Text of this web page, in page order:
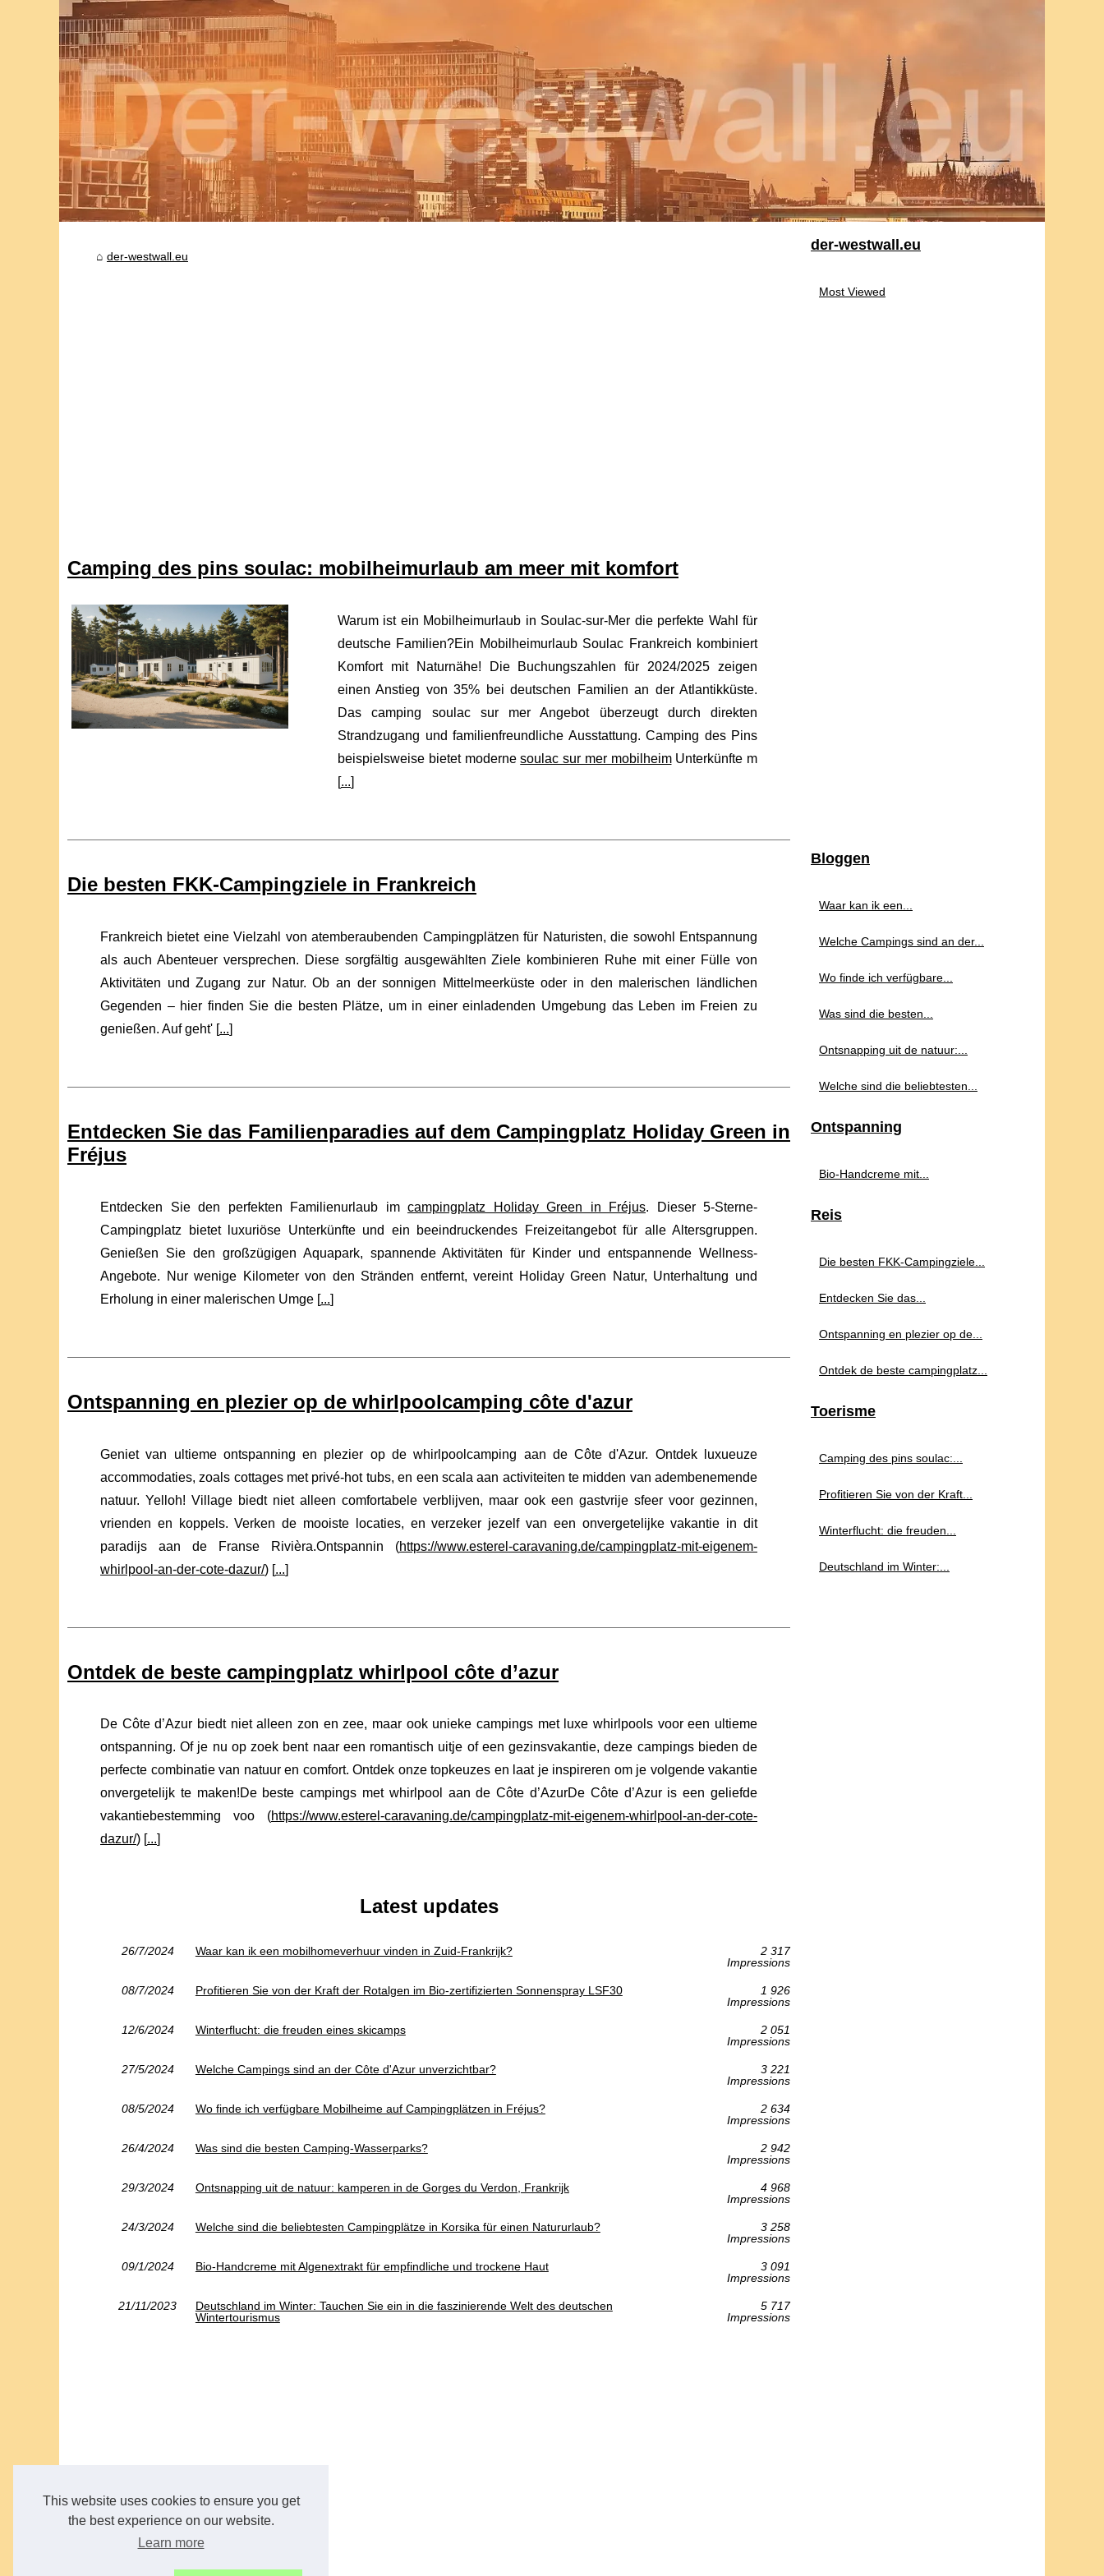
This website uses cookies to ensure you get
the best experience on our website.
Learn more
der-westwall.eu
Camping des pins soulac: mobilheimurlaub am meer mit komfort
Warum ist ein Mobilheimurlaub in Soulac-sur-Mer die perfekte Wahl für
deutsche Familien?Ein Mobilheimurlaub Soulac Frankreich kombiniert
Komfort mit Naturnähe! Die Buchungszahlen für 2024/2025 zeigen
einen Anstieg von 35% bei deutschen Familien an der Atlantikküste.
Das camping soulac sur mer Angebot überzeugt durch direkten
Strandzugang und familienfreundliche Ausstattung. Camping des Pins
beispielsweise bietet modernesoulac sur mer mobilheimUnterkünfte m
[...]
Die besten FKK-Campingziele in Frankreich
Frankreich bietet eine Vielzahl von atemberaubenden Campingplätzen für Naturisten, die sowohl Entspannung
als auch Abenteuer versprechen. Diese sorgfältig ausgewählten Ziele kombinieren Ruhe mit einer Fülle von
Aktivitäten und Zugang zur Natur. Ob an der sonnigen Mittelmeerküste oder in den malerischen ländlichen
Gegenden – hier finden Sie die besten Plätze, um in einer einladenden Umgebung das Leben im Freien zu
genießen. Auf geht' [...]
Entdecken Sie das Familienparadies auf dem Campingplatz Holiday Green in
Fréjus
Entdecken Sie den perfekten Familienurlaub im campingplatz Holiday Green in Fréjus. Dieser 5-Sterne-
Campingplatz bietet luxuriöse Unterkünfte und ein beeindruckendes Freizeitangebot für alle Altersgruppen.
Genießen Sie den großzügigen Aquapark, spannende Aktivitäten für Kinder und entspannende Wellness-
Angebote. Nur wenige Kilometer von den Stränden entfernt, vereint Holiday Green Natur, Unterhaltung und
Erholung in einer malerischen Umge [...]
Ontspanning en plezier op de whirlpoolcamping côte d'azur
Geniet van ultieme ontspanning en plezier op de whirlpoolcamping aan de Côte d'Azur. Ontdek luxueuze
accommodaties, zoals cottages met privé-hot tubs, en een scala aan activiteiten te midden van adembenemende
natuur. Yelloh! Village biedt niet alleen comfortabele verblijven, maar ook een gastvrije sfeer voor gezinnen,
vrienden en koppels. Verken de mooiste locaties, en verzeker jezelf van een onvergetelijke vakantie in dit
paradijs aan de Franse Rivièra.Ontspannin (https://www.esterel-caravaning.de/campingplatz-mit-eigenem-
whirlpool-an-der-cote-dazur/) [...]
Ontdek de beste campingplatz whirlpool côte d’azur
De Côte d’Azur biedt niet alleen zon en zee, maar ook unieke campings met luxe whirlpools voor een ultieme
ontspanning. Of je nu op zoek bent naar een romantisch uitje of een gezinsvakantie, deze campings bieden de
perfecte combinatie van natuur en comfort. Ontdek onze topkeuzes en laat je inspireren om je volgende vakantie
onvergetelijk te maken!De beste campings met whirlpool aan de Côte d’AzurDe Côte d’Azur is een geliefde
vakantiebestemming voo (https://www.esterel-caravaning.de/campingplatz-mit-eigenem-whirlpool-an-der-cote-
dazur/) [ ...
Latest updates
26/7/2024 Waar kan ik een mobilhomeverhuur vinden in Zuid-Frankrijk?
2 317
Impressions
08/7/2024 Profitieren Sie von der Kraft der Rotalgen im Bio-zertifizierten Sonnenspray LSF30
1 926
Impressions
12/6/2024 Winterflucht: die freuden eines skicamps
2 051
Impressions
27/5/2024 Welche Campings sind an der Côte d'Azur unverzichtbar?
3 221
Impressions
08/5/2024 Wo finde ich verfügbare Mobilheime auf Campingplätzen in Fréjus?
2 634
Impressions
26/4/2024 Was sind die besten Camping-Wasserparks?
2 942
Impressions
29/3/2024 Ontsnapping uit de natuur: kamperen in de Gorges du Verdon, Frankrijk
4 968
Impressions
24/3/2024 Welche sind die beliebtesten Campingplätze in Korsika für einen Natururlaub?
3 258
Impressions
09/1/2024 Bio-Handcreme mit Algenextrakt für empfindliche und trockene Haut
3 091
Impressions
21/11/2023
Deutschland im Winter: Tauchen Sie ein in die faszinierende Welt des deutschen
Wintertourismus
5 717
Impressions
der-westwall.eu
Most Viewed
Bloggen
Waar kan ik een...
Welche Campings sind an der...
Wo finde ich verfügbare...
Was sind die besten...
Ontsnapping uit de natuur:...
Welche sind die beliebtesten...
Ontspanning
Bio-Handcreme mit...
Reis
Die besten FKK-Campingziele...
Entdecken Sie das...
Ontspanning en plezier op de...
Ontdek de beste campingplatz...
Toerisme
Camping des pins soulac:...
Profitieren Sie von der Kraft...
Winterflucht: die freuden...
Deutschland im Winter:...